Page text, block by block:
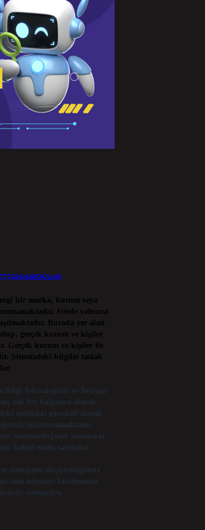
bir marka, kurum veya
Sitede yalnızca
Burada yer alan
gerçek kurum ve kişiler
Gerçek kurum ve kişiler ile
Sitemizdeki bilgiler taslak
Bilgi Teknolojileri ve İletişim
bir Yer Sağlayıcı olarak
içerikleri proaktif olarak
bulunmamaktadır.
sorumluluğunu taşımakta
kabul etmiş sayılırlar.
olduğunu düşündüğünüz
adresine bildirmeniz
sitemizden